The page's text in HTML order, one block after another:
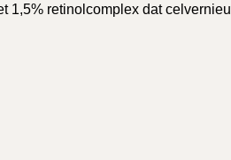
1,5% retinolcomplex dat